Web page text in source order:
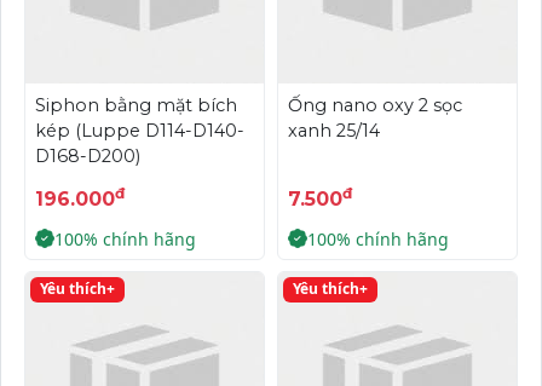
Siphon bằng mặt bích
kép (Luppe D114-D140-
D168-D200)
196.000đ
100% chính hãng
Ống nano oxy 2 sọc
xanh 25/14
7.500đ
100% chính hãng
Yêu thích+ Yêu thích+